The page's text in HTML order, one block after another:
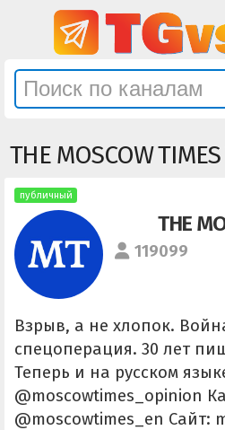
THE MOSCOW
публичный
THE
119099
Взрыв, а не хлопок.
спецоперация. 30 лет
Теперь и на русском
@moscowtimes_opinion
@moscowtimes_en Сайт: